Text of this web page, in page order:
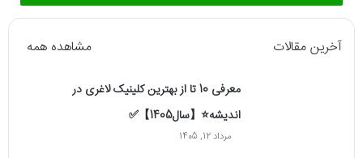
آخرین مقالات مشاهده همه
معرفی 10 تا از بهترین کلینیک لاغری در
اندیشه⭐【سال1405】✅
مرداد 12, 1405